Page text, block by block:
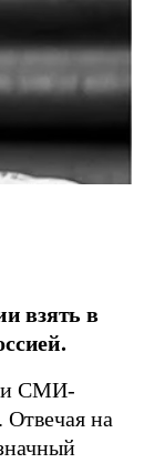
взять в
СМИ-
Отвечая на